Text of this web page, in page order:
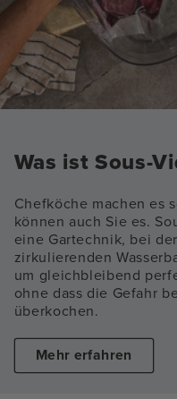
Was ist Sous-
Chefköche machen es
können auch Sie es.
eine Gartechnik, bei
zirkulierenden
um gleichbleibend
ohne dass die Gefahr
überkochen.
Mehr erfahren